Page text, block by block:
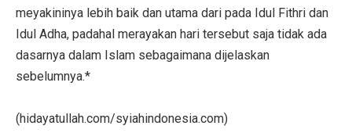
meyakininya lebih baik dan utama dari pada Idul Fithri dan
Idul Adha, padahal merayakan hari tersebut saja tidak ada
dasarnya dalam Islam sebagaimana dijelaskan
sebelumnya.*
(hidayatullah.com/syiahindonesia.com)